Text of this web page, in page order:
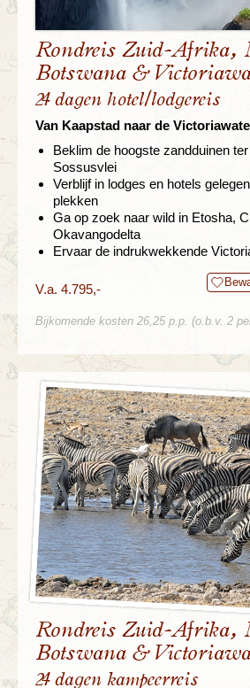
Rondreis Zuid-Afrika,
Botswana &
24 dagen hotel/lodgereis
Van Kaapstad naar de
Beklim de hoogste zandduinen
Sossusvlei
Verblijf in lodges en hotels
plekken
Ga op zoek naar wild in Etosha,
Okavangodelta
Ervaar de indrukwekkende
V.a. 4.795,-
Bijkomende kosten 26,25 p.p. (o.b.v. 2
Rondreis Zuid-Afrika,
Botswana &
24 dagen kampeerreis